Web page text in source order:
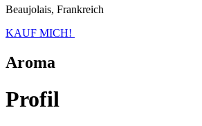
Beaujolais, Frankreich
KAUF MICH!
Aroma
Profil